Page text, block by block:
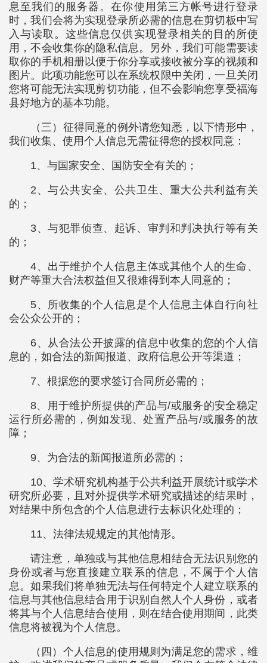
息至我们的服务器。在你使用第三方帐号进行登录
时，我们会将为实现登录所必需的信息在剪切板中写
入与读取。这些信息仅供实现登录相关的目的所使
用，不会收集你的隐私信息。另外，我们可能需要读
取你的手机相册以便于你分享或接收被分享的视频和
图片。此项功能您可以在系统权限中关闭，一旦关闭
您将可能无法实现剪切功能，但不会影响您享受福海
县好地方的基本功能。
（三）征得同意的例外请您知悉，以下情形中，
我们收集、使用个人信息无需征得您的授权同意：
1、与国家安全、国防安全有关的；
2、与公共安全、公共卫生、重大公共利益有关
的；
3、与犯罪侦查、起诉、审判和判决执行等有关
的；
4、出于维护个人信息主体或其他个人的生命、
财产等重大合法权益但又很难得到本人同意的；
5、所收集的个人信息是个人信息主体自行向社
会公众公开的；
6、从合法公开披露的信息中收集的您的个人信
息的，如合法的新闻报道、政府信息公开等渠道；
7、根据您的要求签订合同所必需的；
8、用于维护所提供的产品与/或服务的安全稳定
运行所必需的，例如发现、处置产品与/或服务的故
障；
9、为合法的新闻报道所必需的；
10、学术研究机构基于公共利益开展统计或学术
研究所必要，且对外提供学术研究或描述的结果时，
对结果中所包含的个人信息进行去标识化处理的；
11、法律法规规定的其他情形。
请注意，单独或与其他信息相结合无法识别您的
身份或者与您直接建立联系的信息，不属于个人信
息。如果我们将单独无法与任何特定个人建立联系的
信息与其他信息结合用于识别自然人个人身份，或者
将其与个人信息结合使用，则在结合使用期间，此类
信息将被视为个人信息。
（四）个人信息的使用规则为满足您的需求，维